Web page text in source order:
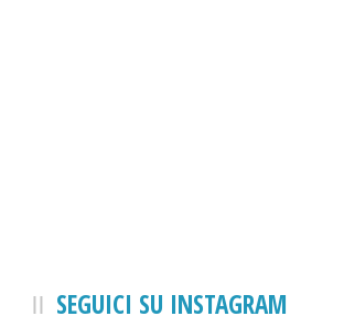
SEGUICI SU INSTAGRAM